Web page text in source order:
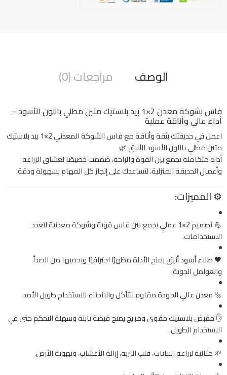
الوصف مراجعات (0)
فاس بشوكة معدن 2×1 بيد بلاستيك متين مطلي باللون الأسود –
أداء عالي وأناقة عملية
اعمل في حديقتك بثقة وأناقة معفاس الشوكة المعدني 2×1
بيد بلاستيك
متين مطلي باللون الأسود الأنيق 🌿
أداة متكاملة تجمع بين القوة والراحة، صُممت خصيصًا لعشاق الزراعة
وأعمال الحديقة المنزلية، لتساعدك على إنجاز كل المهام بسهولة ودقة.
⚙️المميزات:
💪تصميم 2×1 عملي
يجمع بين فاس قوية وشوكة معدنية لتعدد
الاستخدامات.
🖤طلاء أسود أنيقيمنح الأداة مظهرًا احترافيًا ويحميها من الصدأ
والعوامل الجوية.
🔩معدن عالي الجودةمقاوم للتآكل والانحناء للاستخدام طويل الأمد.
✋مقبض بلاستيك مقوى ومريحيمنح قبضة ثابتة وسهلة التحكم حتى في
الاستخدام الطويل.
🌱 مثالية لزراعة النباتات، قلب التربة، إزالة الأعشاب، وتهوية الأرض.